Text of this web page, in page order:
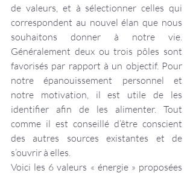
de valeurs, et à sélectionner celles qui
correspondent au nouvel élan que nous
souhaitons donner à notre vie.
Généralement deux ou trois pôles sont
favorisés par rapport à un objectif. Pour
notre épanouissement personnel et
notre motivation, il est utile de les
identifier afin de les alimenter. Tout
comme il est conseillé d’être conscient
des autres sources existantes et de
s’ouvrir à elles.
Voici les 6 valeurs « énergie » proposées